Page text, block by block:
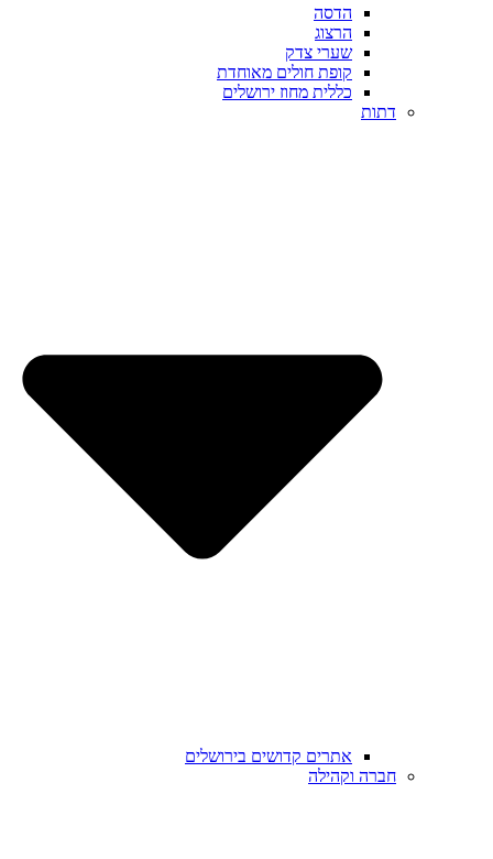
הדסה
הרצוג
שערי צדק
קופת חולים מאוחדת
כללית מחוז ירושלים
דתות
אתרים קדושים בירושלים
חברה וקהילה